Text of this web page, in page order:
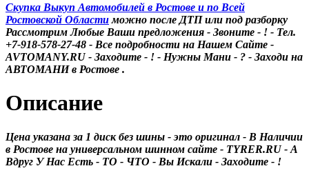
Скупка Выкуп Автомобилей в Ростове и по Всей
Ростовской Области можно после ДТП или под разборку
Рассмотрим Любые Ваши предложения - Звоните - ! - Тел.
+7-918-578-27-48 - Все подробности на Нашем Сайте -
AVTOMANY.RU - Заходите - ! - Нужны Мани - ? - Заходи на
АВТОМАНИ в Ростове .
Описание
Цена указана за 1 диск без шины - это оригинал - В Наличии
в Ростове на универсальном шинном сайте - TYRER.RU - А
Вдруг У Нас Есть - ТО - ЧТО - Вы Искали - Заходите - !